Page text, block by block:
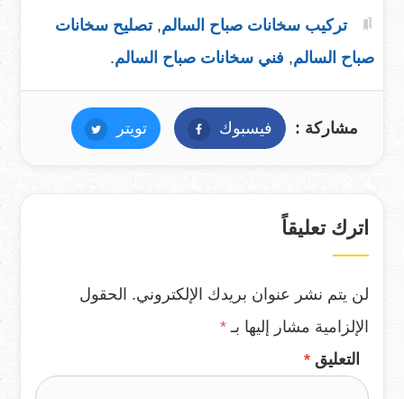
تركيب سخانات صباح السالم,تصليح سخانات
صباح السالم, فني سخانات صباح السالم.
مشاركة : فيسبوك فيسبوكتويتر تويتر
اترك تعليقاً
لن يتم نشر عنوان بريدك الإلكتروني. الحقول
الإلزامية مشار إليها بـ *
التعليق *